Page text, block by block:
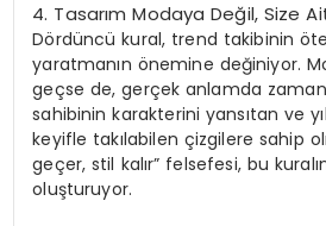
4. Tasarım Modaya Değil, Size
Dördüncü kural, trend takibinin
yaratmanın önemine değiniyor.
geçse de, gerçek anlamda
sahibinin karakterini yansıtan ve
keyifle takılabilen çizgilere sahip
geçer, stil kalır” felsefesi, bu
oluşturuyor.